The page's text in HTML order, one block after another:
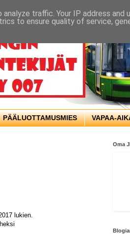
PÄÄLUOTTAMUSMIES VAPAA-
lukien.
Oma
traffic. Your IP address and
to ensure quality of service,